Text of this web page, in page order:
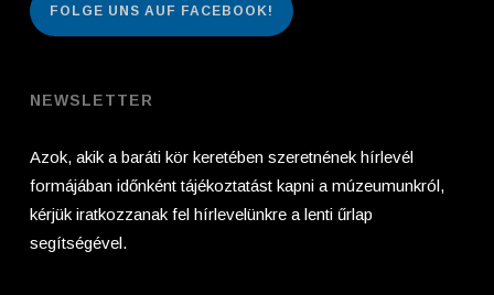
FOLGE UNS AUF FACEBOOK!
NEWSLETTER
Azok, akik a baráti kör keretében szeretnének hírlevél
formájában időnként tájékoztatást kapni a múzeumunkról,
kérjük iratkozzanak fel hírlevelünkre a lenti űrlap
segítségével.